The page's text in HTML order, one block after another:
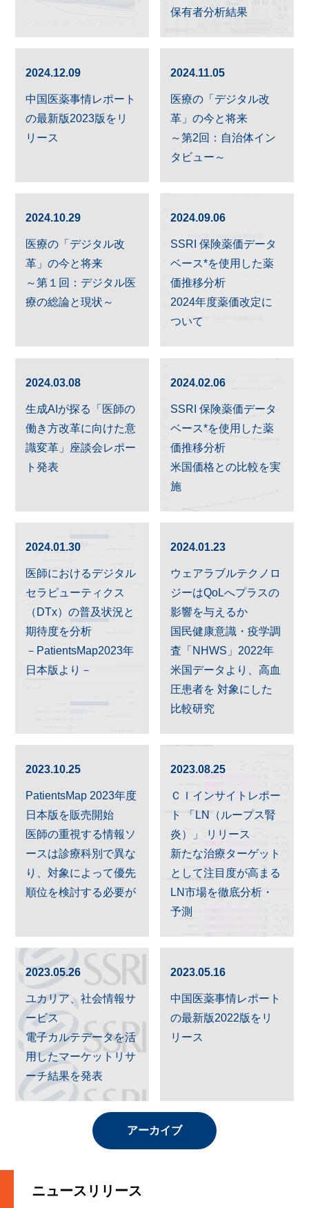
保有者分析結果
2024.12.09
中国医薬事情レポート
の最新版2023版をリ
リース
2024.11.05
医療の「デジタル改
革」の今と将来
～第2回：自治体イン
タビュー～
2024.10.29
医療の「デジタル改
革」の今と将来
～第１回：デジタル医
療の総論と現状～
2024.09.06
SSRI 保険薬価データ
ベース*を使用した薬
価推移分析
2024年度薬価改定に
ついて
2024.03.08
生成AIが探る「医師の
働き方改革に向けた意
識変革」座談会レポー
ト発表
2024.02.06
SSRI 保険薬価データ
ベース*を使用した薬
価推移分析
米国価格との比較を実
施
2024.01.30
医師におけるデジタル
セラピューティクス
（DTx）の普及状況と
期待度を分析
－PatientsMap2023年
日本版より－
2024.01.23
ウェアラブルテクノロ
ジーはQoLへプラスの
影響を与えるか
国民健康意識・疫学調
査「NHWS」2022年
米国データより、高血
圧患者を 対象にした
比較研究
2023.10.25
PatientsMap 2023年度
日本版を販売開始
医師の重視する情報ソ
ースは診療科別で異な
り、対象によって優先
順位を検討する必要が
2023.08.25
ＣＩインサイトレポー
ト 「LN（ループス腎
炎）」 リリース
新たな治療ターゲット
として注目度が高まる
LN市場を徹底分析・
予測
2023.05.26
ユカリア、社会情報サ
ービス
電子カルテデータを活
用したマーケットリサ
ーチ結果を発表
2023.05.16
中国医薬事情レポート
の最新版2022版をリ
リース
アーカイブ
ニュースリリース